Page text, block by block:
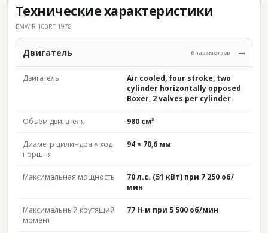
Технические характеристики
BMW R 100RT 1978
Двигатель 6 параметров
Двигатель
Air cooled, four stroke, two
cylinder horizontally opposed
Boxer, 2 valves per cylinder.
Объём двигателя 980 см³
Диаметр цилиндра × ход
поршня
94 × 70,6 мм
Максимальная мощность
70 л.с. (51 кВт) при 7 250 об/
мин
Максимальный крутящий
момент
77 Н·м при 5 500 об/мин